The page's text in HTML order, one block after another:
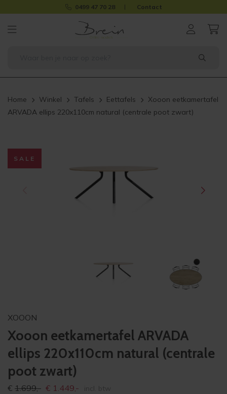
0499 47 70 28 Contact
Home Winkel Tafels Eettafels
Xooon eetkamertafel
ARVADA ellips 220x110cm natural (centrale poot zwart)
SALE
XOOON
Xooon eetkamertafel ARVADA
ellips 220x110cm natural (centrale
poot zwart)
€ 1.699,- Oorspronkelijke
€ 1.449,-